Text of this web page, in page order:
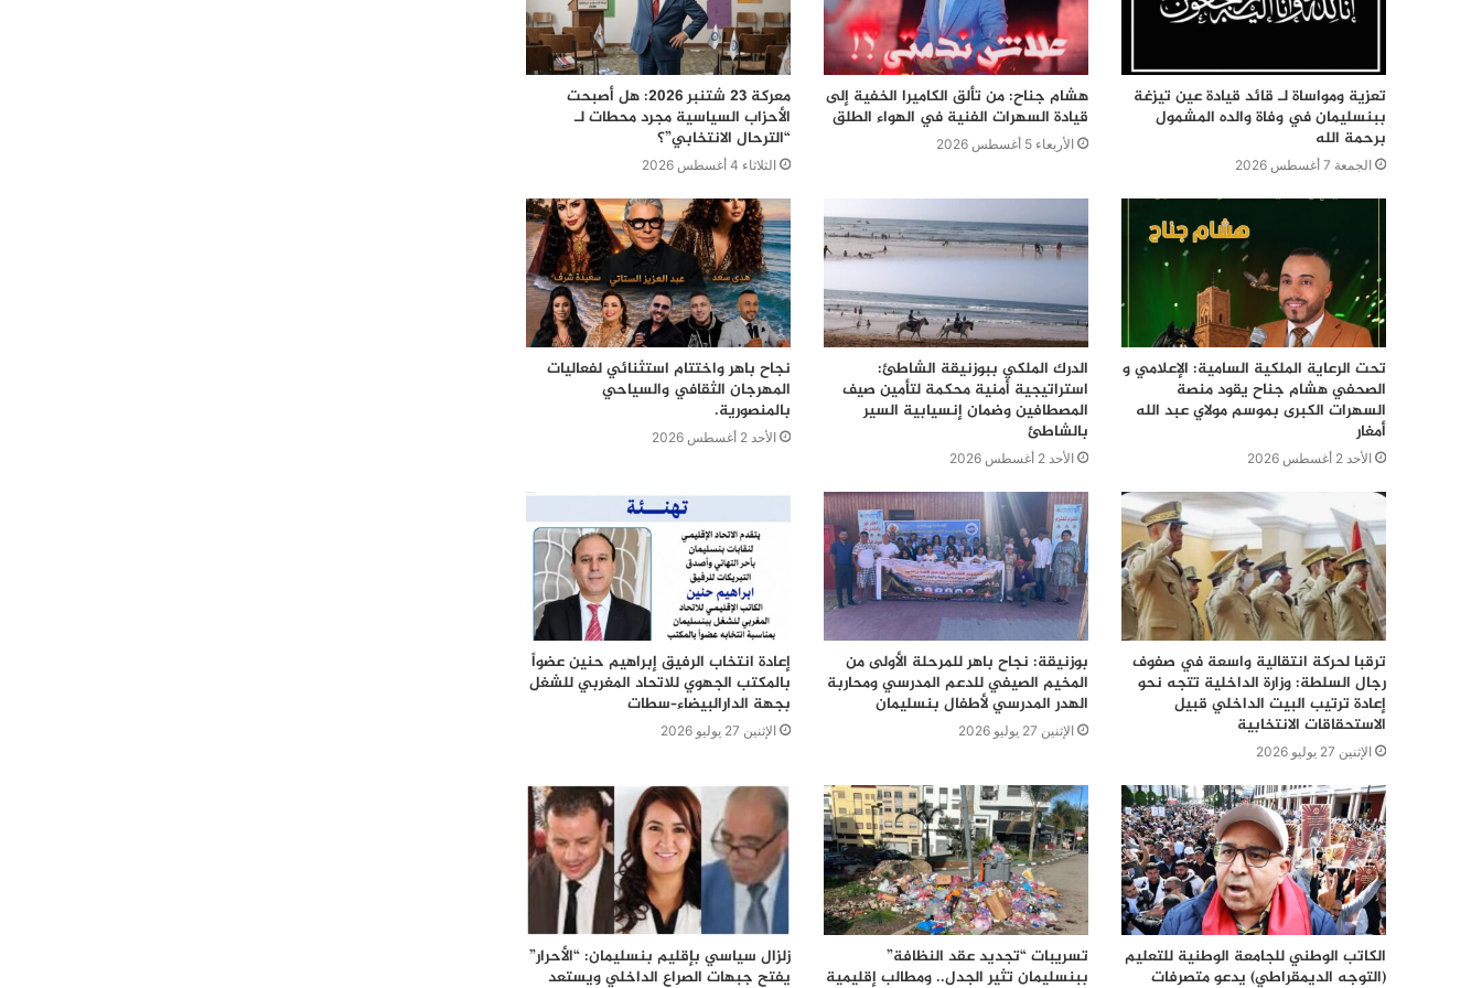
تعزية ومواساة لـ قائد قيادة عين تيزغة
ببنسليمان في وفاة والده المشمول
برحمة الله
الجمعة 7 أغسطس 2026
هشام جناح: من تألق الكاميرا الخفية إلى
قيادة السهرات الفنية في الهواء الطلق
الأربعاء 5 أغسطس 2026
معركة 23 شتنبر 2026: هل أصبحت
الأحزاب السياسية مجرد محطات لـ
“الترحال الانتخابي”؟
الثلاثاء 4 أغسطس 2026
تحت الرعاية الملكية السامية: الإعلامي و
الصحفي هشام جناح يقود منصة
السهرات الكبرى بموسم مولاي عبد الله
أمغار
الأحد 2 أغسطس 2026
الدرك الملكي ببوزنيقة الشاطئ:
استراتيجية أمنية محكمة لتأمين صيف
المصطافين وضمان إنسيابية السير
بالشاطئ
الأحد 2 أغسطس 2026
نجاح باهر واختتام استثنائي لفعاليات
المهرجان الثقافي والسياحي
بالمنصورية.
الأحد 2 أغسطس 2026
ترقبا لحركة انتقالية واسعة في صفوف
رجال السلطة: وزارة الداخلية تتجه نحو
إعادة ترتيب البيت الداخلي قبيل
الاستحقاقات الانتخابية
الإثنين 27 يوليو 2026
بوزنيقة: نجاح باهر للمرحلة الأولى من
المخيم الصيفي للدعم المدرسي ومحاربة
الهدر المدرسي لأطفال بنسليمان
الإثنين 27 يوليو 2026
إعادة انتخاب الرفيق إبراهيم حنين عضواً
بالمكتب الجهوي للاتحاد المغربي للشغل
بجهة الدارالبيضاء–سطات
الإثنين 27 يوليو 2026
الكاتب الوطني للجامعة الوطنية للتعليم
(التوجه الديمقراطي) يدعو متصرفات
تسريبات “تجديد عقد النظافة”
ببنسليمان تثير الجدل.. ومطالب إقليمية
زلزال سياسي بإقليم بنسليمان: “الأحرار”
يفتح جبهات الصراع الداخلي ويستعد